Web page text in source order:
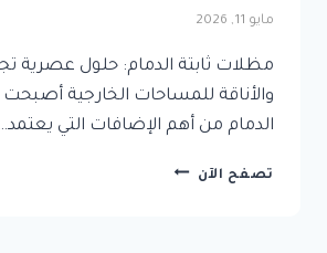
مايو 11, 2026
مظلات ثابتة الدمام: حلول عصرية
والأناقة للمساحات الخارجية
الدمام من أهم الإضافات التي يعتمد…
تصفح الآن مظلات